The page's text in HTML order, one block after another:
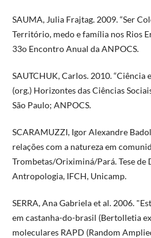
SAUMA, Julia Frajtag. 2009. “Ser
Território, medo e família nos Rios
33o Encontro Anual da ANPOCS.
SAUTCHUK, Carlos. 2010. “Ciência
(org.) Horizontes das Ciências
São Paulo; ANPOCS.
SCARAMUZZI, Igor Alexandre
relações com a natureza em
Trombetas/Oriximiná/Pará. Tese
Antropologia, IFCH, Unicamp.
SERRA, Ana Gabriela et al. 2006.
em castanha-do-brasil (Bertolletia
moleculares RAPD (Random